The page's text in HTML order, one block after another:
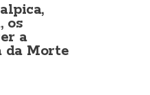
os
a
da Morte